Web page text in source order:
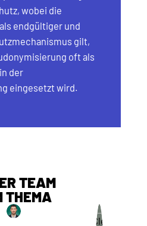
wobei die
endgültiger und
gilt,
oft als
der
eingesetzt wird.
TEAM
THEMA